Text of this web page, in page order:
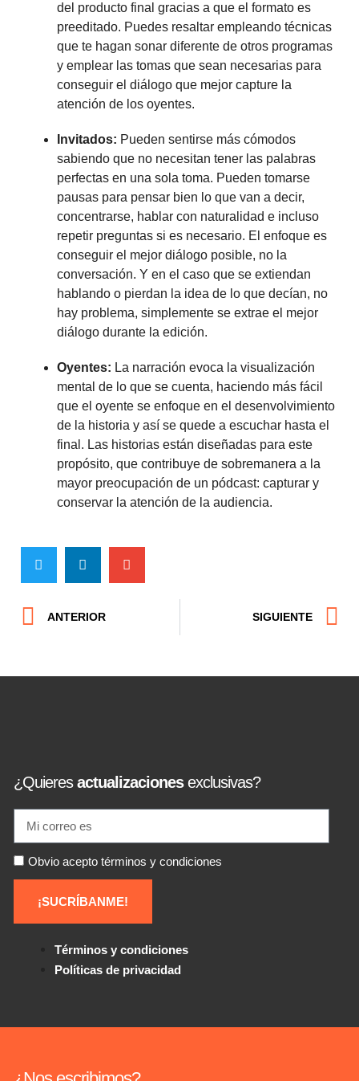
del producto final gracias a que el formato es
preeditado. Puedes resaltar empleando técnicas
que te hagan sonar diferente de otros programas
y emplear las tomas que sean necesarias para
conseguir el diálogo que mejor capture la
atención de los oyentes.
Invitados: Pueden sentirse más cómodos
sabiendo que no necesitan tener las palabras
perfectas en una sola toma. Pueden tomarse
pausas para pensar bien lo que van a decir,
concentrarse, hablar con naturalidad e incluso
repetir preguntas si es necesario. El enfoque es
conseguir el mejor diálogo posible, no la
conversación. Y en el caso que se extiendan
hablando o pierdan la idea de lo que decían, no
hay problema, simplemente se extrae el mejor
diálogo durante la edición.
Oyentes: La narración evoca la visualización
mental de lo que se cuenta, haciendo más fácil
que el oyente se enfoque en el desenvolvimiento
de la historia y así se quede a escuchar hasta el
final. Las historias están diseñadas para este
propósito, que contribuye de sobremanera a la
mayor preocupación de un pódcast: capturar y
conservar la atención de la audiencia.
ANTERIOR SIGUIENTE
¿Quieresactualizacionesexclusivas?
Obvio acepto términos y condiciones
¡SUCRÍBANME!
Términos y condiciones
Políticas de privacidad